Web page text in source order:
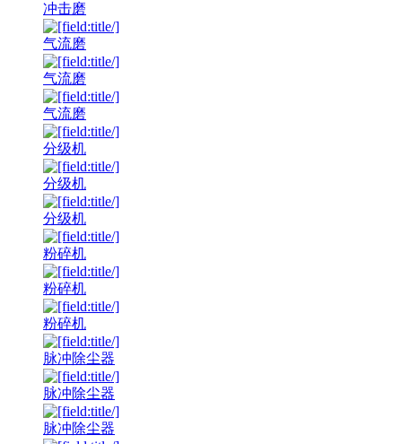
冲击磨
气流磨
气流磨
气流磨
分级机
分级机
分级机
粉碎机
粉碎机
粉碎机
脉冲除尘器
脉冲除尘器
脉冲除尘器